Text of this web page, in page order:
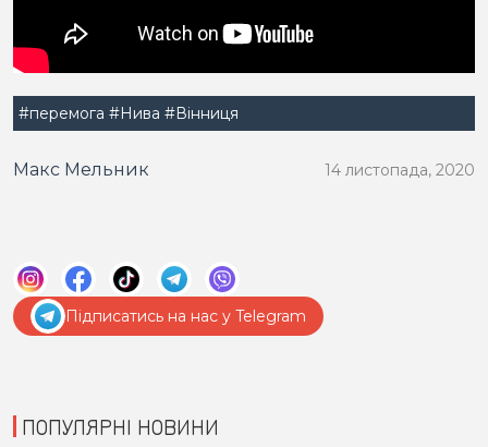
#перемога #Нива #Вінниця
Макс Мельник 14 листопада, 2020
Підписатись на нас у Telegram
ПОПУЛЯРНІ НОВИНИ